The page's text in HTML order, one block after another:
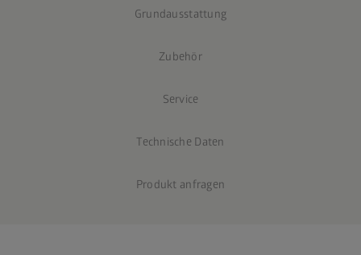
Grundausstattung
Zubehör
Service
Technische Daten
Produkt anfragen